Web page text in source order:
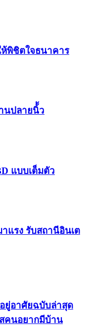
ห้พิชิตใจธนาคาร
นปลายนิ้้ว
แบบเต็มตัว
แรง รับสถานีอินเต
ยู่อาศัยฉบับล่าสุด
คนอยากมีบ้าน